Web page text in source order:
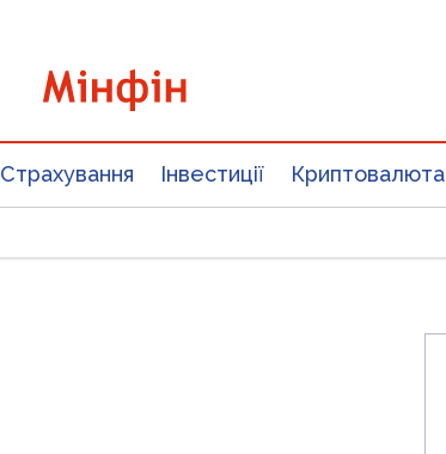
Страхування Інвестиції Криптовалюта